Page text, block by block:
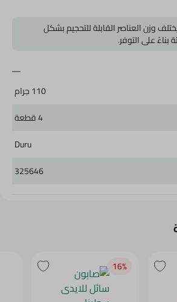
وزن العناصر القابلة للتحجيم بشكل
بناءً على التوفر.
110 جرام
4 قطعة
Duru
325646
16‎%‎